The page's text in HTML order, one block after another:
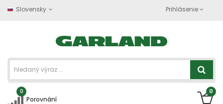
Slovensky Prihlásenie
0
Porovnání
0